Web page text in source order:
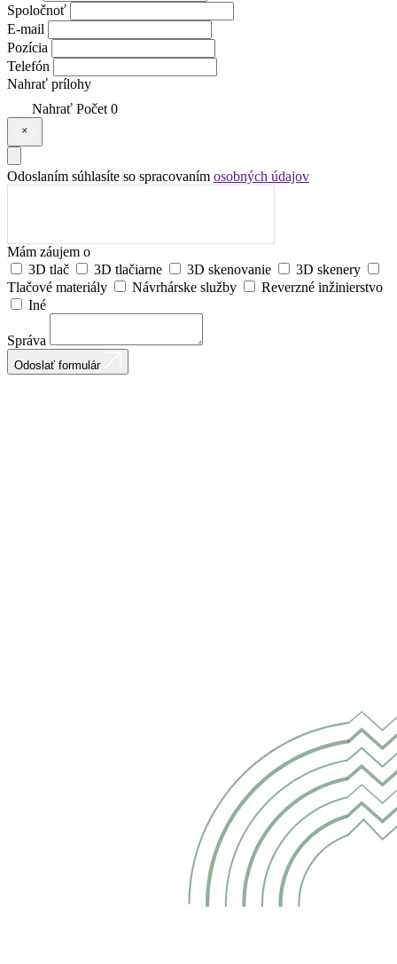
Spoločnoť
E-mail
Pozícia
Telefón
Nahrať prílohy
Nahrať Počet 0
Odoslaním súhlasíte so spracovaním osobných údajov
Mám záujem o
3D tlač
3D tlačiarne 3D skenovanie
3D skenery
Tlačové materiály
Návrhárske služby
Reverzné inžinierstvo
Iné
Správa
Odoslať formulár